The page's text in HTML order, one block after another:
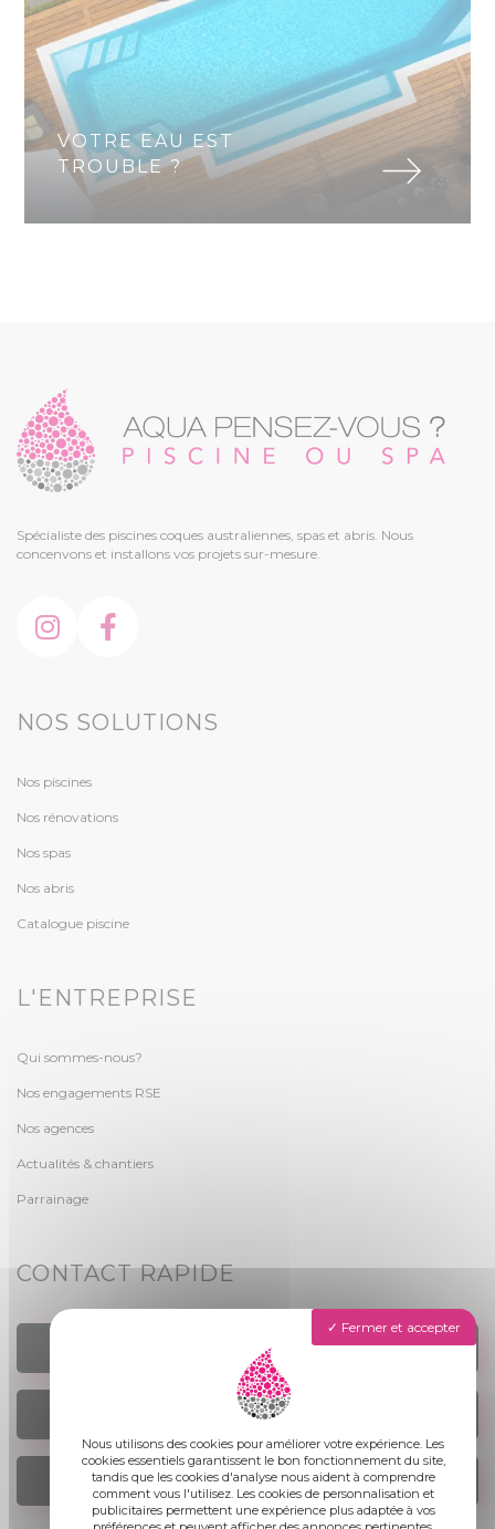
VOTRE EAU EST
TROUBLE ?
Spécialiste des piscines coques australiennes, spas et abris. Nous
concenvons et installons vos projets sur-mesure.
NOS SOLUTIONS
Nos piscines
Nos rénovations
Nos spas
Nos abris
Catalogue piscine
L'ENTREPRISE
Qui sommes-nous?
Nos engagements RSE
Nos agences
Actualités & chantiers
Parrainage
CONTACT RAPIDE
TROUVER UN AGENCE
NOUS ÉCRIRE
NOUS REJOINDRE
Fermer et accepter
Nous utilisons des cookies pour améliorer votre expérience. Les
cookies essentiels garantissent le bon fonctionnement du site,
tandis que les cookies d'analyse nous aident à comprendre
comment vous l'utilisez. Les cookies de personnalisation et
publicitaires permettent une expérience plus adaptée à vos